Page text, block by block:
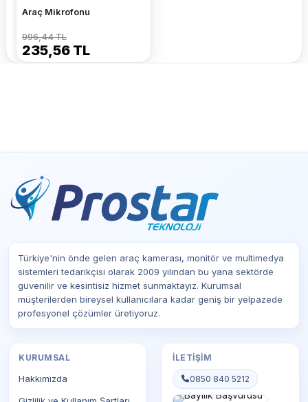
Araç Mikrofonu
996,44 TL
235,56 TL
Türkiye'nin önde gelen araç kamerası, monitör ve multimedya
sistemleri tedarikçisi olarak 2009 yılından bu yana sektörde
güvenilir ve kesintisiz hizmet sunmaktayız. Kurumsal
müşterilerden bireysel kullanıcılara kadar geniş bir yelpazede
profesyonel çözümler üretiyoruz.
KURUMSAL
Hakkımızda
İLETIŞIM
0850 840 5212